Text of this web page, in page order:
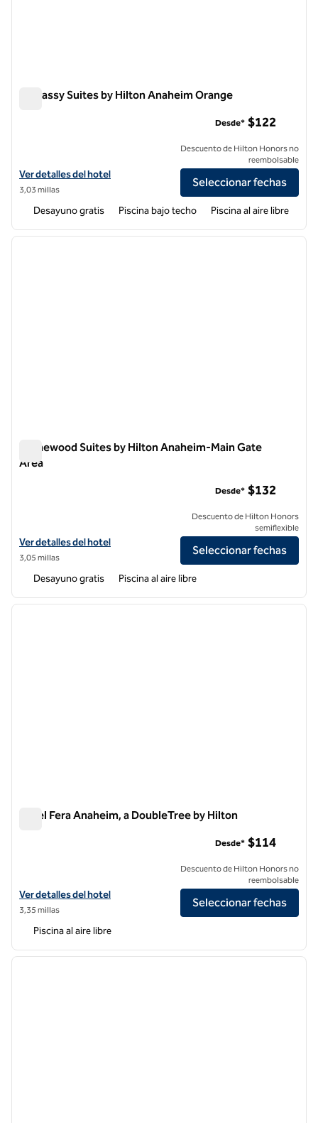
Embassy Suites by Hilton Anaheim Orange
Ver detalles del hotel Embassy Suites by Hilton Anaheim Orange
Ver detalles del hotel
3,03 millas
Desde* $122
Descuento de Hilton Honors no
reembolsable
Seleccionar fechas
Desayuno gratis Piscina bajo techo Piscina al aire libre
1 de 12
Homewood Suites by Hilton Anaheim-Main Gate
Area
Ver detalles del hotel Homewood Suites by Hilton Anaheim-Main
Ver detalles del hotel
3,05 millas
Desde* $132
Descuento de Hilton Honors
semiflexible
Seleccionar fechas
Desayuno gratis Piscina al aire libre
1 de 13
Hotel Fera Anaheim, a DoubleTree by Hilton
Ver detalles del hotel Fera Anaheim, a DoubleTree by Hilton
Ver detalles del hotel
3,35 millas
Desde* $114
Descuento de Hilton Honors no
reembolsable
Seleccionar fechas
Piscina al aire libre
1 de 12